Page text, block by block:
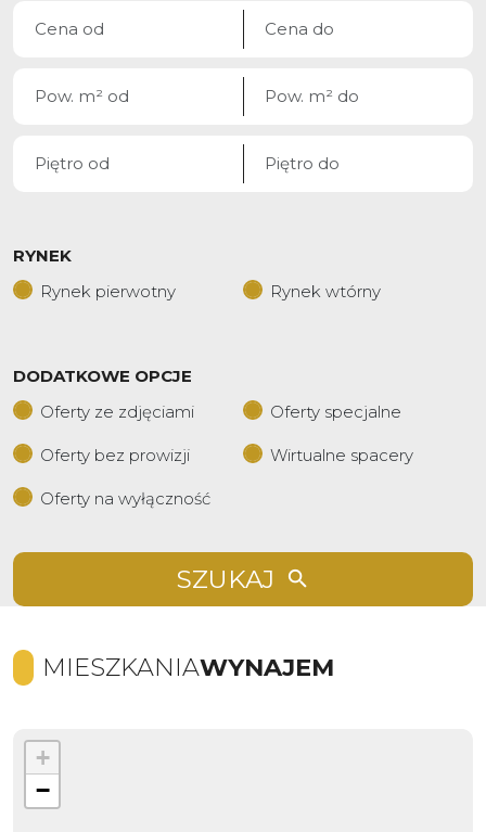
RYNEK
Rynek pierwotny
Rynek wtórny
DODATKOWE OPCJE
Oferty ze zdjęciami
Oferty specjalne
Oferty bez prowizji Wirtualne spacery
Oferty na wyłączność
SZUKAJ
MIESZKANIAWYNAJEM
+
−